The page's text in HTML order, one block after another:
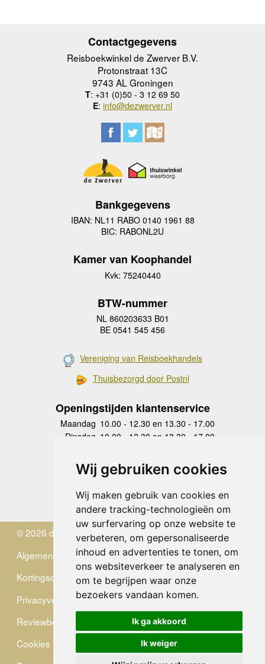
Wij gebruiken cookies
Wij maken gebruik van cookies en
andere tracking-technologieën om
uw surfervaring op onze website te
verbeteren, om gepersonaliseerde
inhoud en advertenties te tonen, om
ons websiteverkeer te analyseren en
om te begrijpen waar onze
bezoekers vandaan komen.
Ik ga akkoord
Ik weiger
Contactgegevens
Reisboekwinkel de Zwerver B.V.
Protonstraat 13C
9743 AL Groningen
T: +31 (0)50 - 3 12 69 50
E: info@dezwerver.nl
Bankgegevens
IBAN: NL11 RABO 0140 1961 88
BIC: RABONL2U
Kamer van Koophandel
Kvk: 75240440
BTW-nummer
NL 860203633 B01
BE 0541 545 456
Vereniging van Reisboekhandels
Thuisbezorgd door Postnl
Openingstijden klantenservice
Maandag 10.00 - 12.30 en 13.30 - 17.00
Dinsdag 10.00 - 12.30 en 13.30 - 17.00
Donderdag
10.00 - 12.30 en 13.30 - 17.00
Vrijdag 10.00 - 12.30 en 13.30 - 17.00
Zaterdag
gesloten
Zondag gesloten
© 2026 de Zwerver
Algemene Voorwaarden
Kortingscode
Privacyverklaring
Reviewbeleid
Cookies